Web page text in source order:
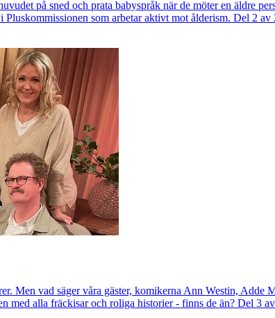
på sned och prata babyspråk när de möter en äldre
som arbetar aktivt mot ålderism. Del 2 av
Men vad säger våra gäster, komikerna Ann Westin,
med alla fräckisar och roliga historier - finns de än? Del 3